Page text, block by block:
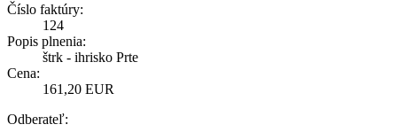
Číslo faktúry:
124
Popis plnenia:
štrk - ihrisko Prte
Cena:
161,20 EUR
Odberateľ: